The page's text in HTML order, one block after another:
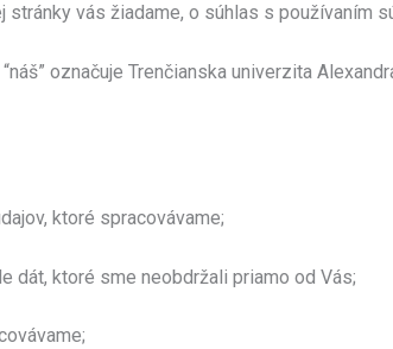
stránky vás žiadame, o súhlas s
“náš” označuje Trenčianska univerzita
ktoré spracovávame;
dát, ktoré sme neobdržali priamo od Vás;